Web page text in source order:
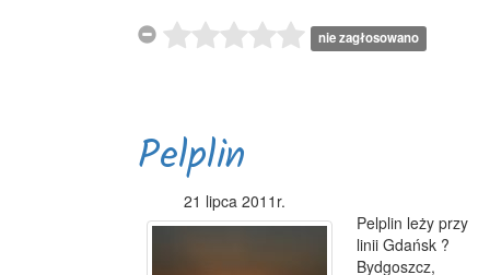
nie zagłosowano
Pelplin
21 lipca 2011r.
Pelplin leży przy
linii Gdańsk ?
Bydgoszcz,